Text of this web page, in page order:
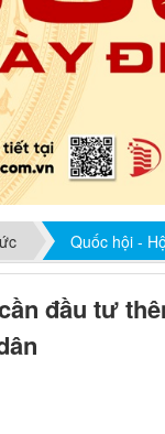
Quốc hội -
đầu tư